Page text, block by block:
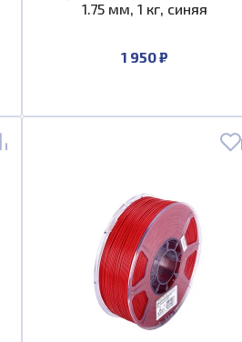
1.75 мм, 1 кг, синяя
1 950 ₽